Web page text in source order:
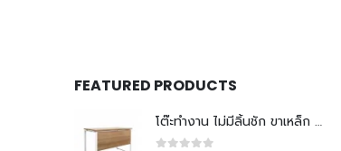
FEATURED PRODUCTS
โต๊ะทำงาน ไม่มีลิ้นชัก ขาเหล็ก Top ยกลอย